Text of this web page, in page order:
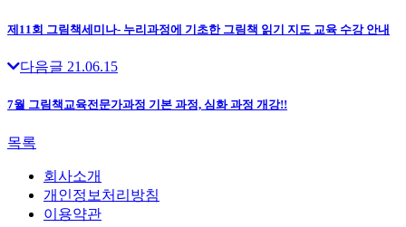
제11회 그림책세미나- 누리과정에 기초한 그림책 읽기 지도 교육 수강 안내
다음글 21.06.15
7월 그림책교육전문가과정 기본 과정, 심화 과정 개강!!
목록
회사소개
개인정보처리방침
이용약관